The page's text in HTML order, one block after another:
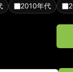
2010年代